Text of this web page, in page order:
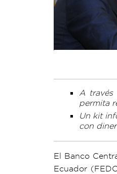
A través
permita
Un kit
con
El Banco
Ecuador